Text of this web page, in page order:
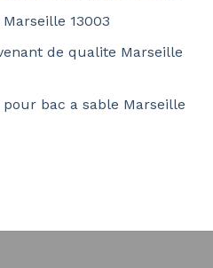
13003
de qualite Marseille
bac a sable Marseille